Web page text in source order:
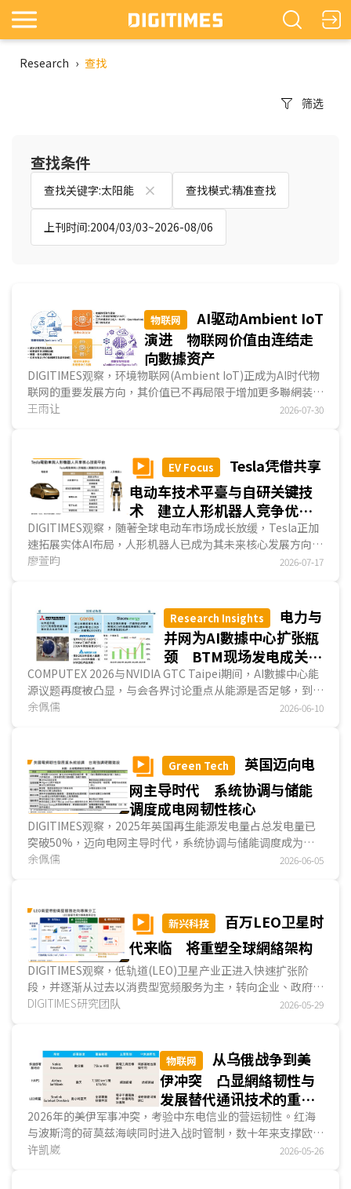
Research › 查找
筛选
查找条件
查找关键字:太阳能 查找模式:精准查找
上刊时间:2004/03/03~2026-08/06
物联网
AI驱动Ambient IoT
演进 物联网价值由连结走
向數據资产
DIGITIMES观察，环境物联网(Ambient IoT)正成为AI时代物
联网的重要发展方向，其价值已不再局限于增加更多聯網装
置，而是重新定义企业建立、治理及运用數據资产的方式。随
力，使物联网由设备连结逐步走向环境感知，并进一步支撑AI
分析、自动化决策及智能服务发展，成为企业推动數字转型的
重要基础。...
王雨让 2026-07-30
EV Focus
Tesla凭借共享
电动车技术平臺与自研关键技
术 建立人形机器人竞争优
势 扩大产能迈向规模量产
DIGITIMES观察，随著全球电动车市场成长放缓，Tesla正加
速拓展实体AI布局，人形机器人已成为其未来核心发展方向之
一。凭借电动车累积的技术平臺与关键技术自主研发...
廖萱昀 2026-07-17
Research Insights
电力与
并网为AI數據中心扩张瓶
颈 BTM现场发电成关键
解方
COMPUTEX 2026与NVIDIA GTC Taipei期间，AI數據中心能
源议题再度被凸显，与会各界讨论重点从能源是否足够，到更
深层涉及电力能否實時到位，且是低碳电力，或是24/7无碳
低碳能源供给、电网稳定性与储能等。...
余佩儒 2026-06-10
Green Tech
英国迈向电
网主导时代 系统协调与储能
调度成电网韧性核心
DIGITIMES观察，2025年英国再生能源发电量占总发电量已
突破50%，迈向电网主导时代，系统协调与储能调度成为英
国电网韧性关键。英国电力系统发展已市场化与分工运作，且
余佩儒 2026-06-05
新兴科技
百万LEO卫星时
代来临 将重塑全球網絡架构
DIGITIMES观察，低轨道(LEO)卫星产业正进入快速扩张阶
段，并逐渐从过去以消费型宽频服务为主，转向企业、政府、
国防与通讯韧性等高价值应用市场。相较传统地球同步轨道
异化发展趋势。除SpaceX持续扩大星链(Starlink)部署外，
Amazon LEO、IRIS²、Telesat Lightspeed等計劃，也分别
锁定企业云端整合、主权通讯与国防应用市场。...
DIGITIMES研究团队 2026-05-29
物联网
从乌俄战争到美
伊冲突 凸显網絡韧性与
发展替代通讯技术的重要
性
2026年的美伊军事冲突，考验中东电信业的营运韧性。红海
与波斯湾的荷莫兹海峡同时进入战时管制，数十年来支撑欧亚
非数据往来的海底电缆路由，在几周内几近瘫痪；地面基础设
许凯崴 2026-05-26